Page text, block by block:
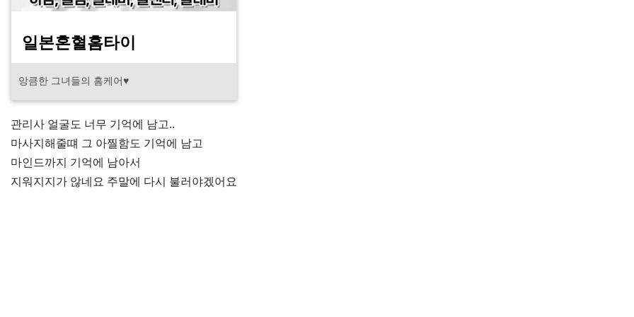
일본혼혈홈타이
앙큼한 그녀들의 홈케어♥
관리사 얼굴도 너무 기억에 남고..
마사지해줄떄 그 아찔함도 기억에 남고
마인드까지 기억에 남아서
지워지지가 않네요 주말에 다시 불러야겠어요